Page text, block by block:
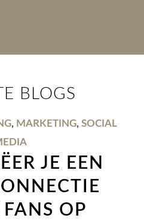
BLOGS
, MARKETING,SOCIAL
JE EEN
FANS OP